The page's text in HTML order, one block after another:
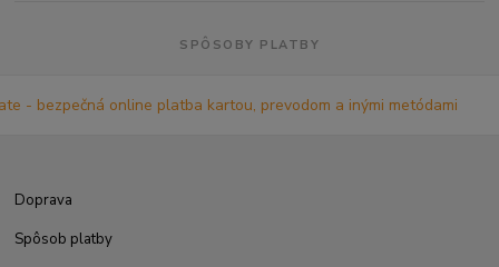
SPÔSOBY PLATBY
Doprava
Spôsob platby